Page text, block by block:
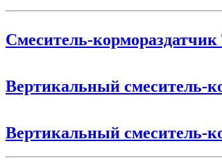
Смеситель-
Вертикальный смеситель-
Вертикальный смеситель-